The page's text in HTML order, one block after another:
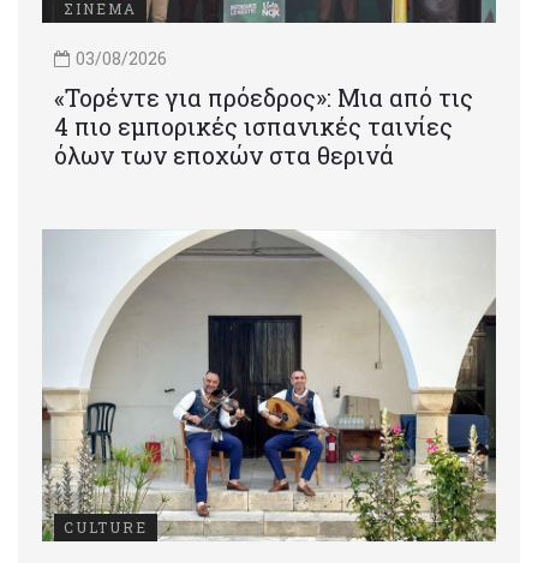
ΣΙΝΕΜΑ
03/08/2026
«Τορέντε για πρόεδρος»: Mια από τις
4 πιο εμπορικές ισπανικές ταινίες
όλων των εποχών στα θερινά
CULTURE